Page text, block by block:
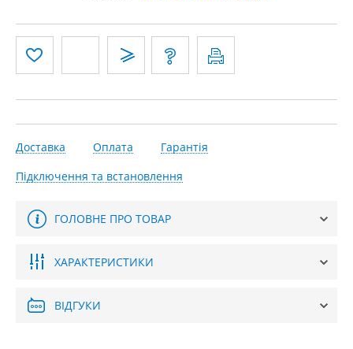
Доставка Оплата
Гарантія
Підключення та встановлення
ГОЛОВНЕ ПРО ТОВАР
ХАРАКТЕРИСТИКИ
ВІДГУКИ